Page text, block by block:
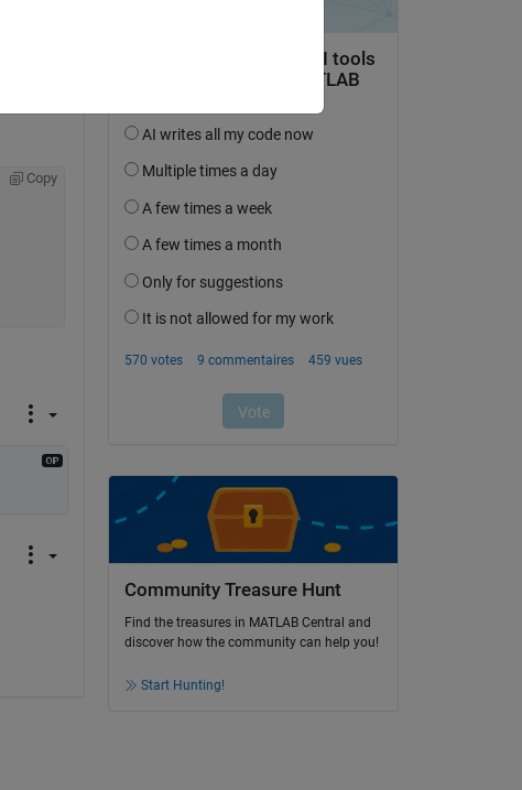
Copy
Community Treasure Hunt
Find the treasures in MATLAB Central and
discover how the community can help you!
Start Hunting!